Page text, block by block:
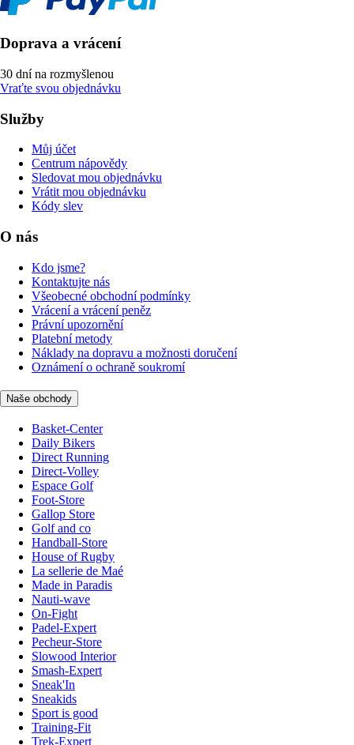
Doprava a vrácení
30 dní na rozmyšlenou
Vraťte svou objednávku
Služby
Můj účet
Centrum nápovědy
Sledovat mou objednávku
Vrátit mou objednávku
Kódy slev
O nás
Kdo jsme?
Kontaktujte nás
Všeobecné obchodní podmínky
Vrácení a vrácení peněz
Právní upozornění
Platební metody
Náklady na dopravu a možnosti doručení
Oznámení o ochraně soukromí
Naše obchody
Basket-Center
Daily Bikers
Direct Running
Direct-Volley
Espace Golf
Foot-Store
Gallop Store
Golf and co
Handball-Store
House of Rugby
La sellerie de Maé
Made in Paradis
Nauti-wave
On-Fight
Padel-Expert
Pecheur-Store
Slowood Interior
Smash-Expert
Sneak'In
Sneakids
Sport is good
Training-Fit
Trek-Expert